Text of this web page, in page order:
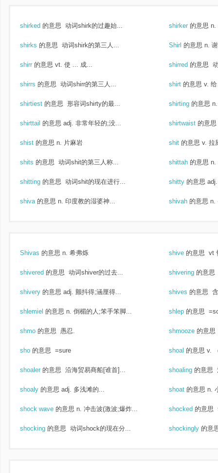
shirked 的意思 动词shirk的过趣始... shirker 的意思 n.
shirks 的意思 动词shirk的第三人... Shirl 的意思 n.
shirr 的意思 vt. 使 ... 成... shirred 的意思
shirrs 的意思 动词shirr的第三人... shirt 的意思 v.
shirtiest 的意思 形容词shirty的最... shirting 的意思
shirttail 的意思 adj. 非常年轻的;没... shirtwaist 的意思
shist 的意思 n. 片麻岩 shit 的意思 v. 拉
shits 的意思 动词shit的第三人称... shittah 的意思 n.
shitting 的意思 动词shit的现在进行... shitty 的意思
shiva 的意思 n. 印度教的湿婆神... shivah 的意思 n.
Shivas 的意思 n. 希弗烁 shive 的意思 vt
shivered 的意思 动词shiver的过去... shivering 的意思
shivery 的意思 adj. 颤抖得;涵厘得... shives 的意思
shlemiel 的意思 n. 倒楣的人;笨手笨脚... shlep 的意思
shmo 的意思 愚忍. shmooze 的意思
sho 的意思 =sure shoal 的意思 v.
shoaler 的意思 沿海贸易商船[谁首]... shoaling 的意思
shoaly 的意思 adj. 多浅滩的... shoat 的意思 n.
shock wave 的意思 n. 冲击波(激波;爆炸... shocked 的意思
shocking 的意思 动词shock的现在分... shockingly 的意